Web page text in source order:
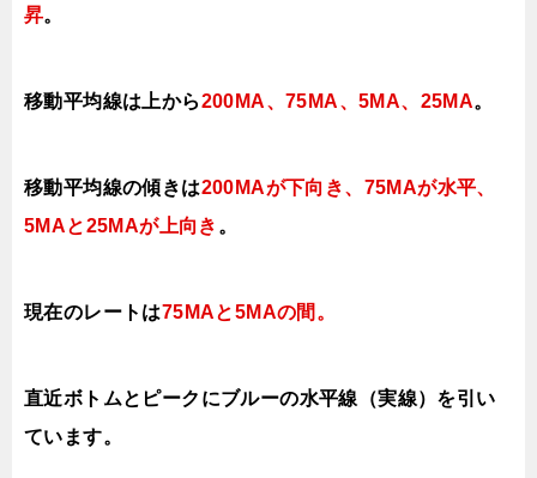
昇。
移動平均線は上から200MA、75MA、5MA、25MA。
移動平均線の傾きは200MAが下向き、75MAが水平、
5MAと25MAが上向き 。
現在のレートは75MAと5MAの間 。
直近ボトムとピークにブルーの水平線（実線）を引い
ています。